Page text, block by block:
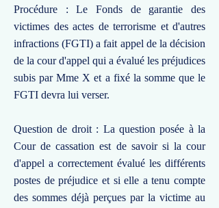
Procédure : Le Fonds de garantie des
victimes des actes de terrorisme et d'autres
infractions (FGTI) a fait appel de la décision
de la cour d'appel qui a évalué les préjudices
subis par Mme X et a fixé la somme que le
FGTI devra lui verser.
Question de droit : La question posée à la
Cour de cassation est de savoir si la cour
d'appel a correctement évalué les différents
postes de préjudice et si elle a tenu compte
des sommes déjà perçues par la victime au